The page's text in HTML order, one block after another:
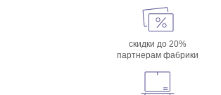
скидки до 20%
партнерам фабрики